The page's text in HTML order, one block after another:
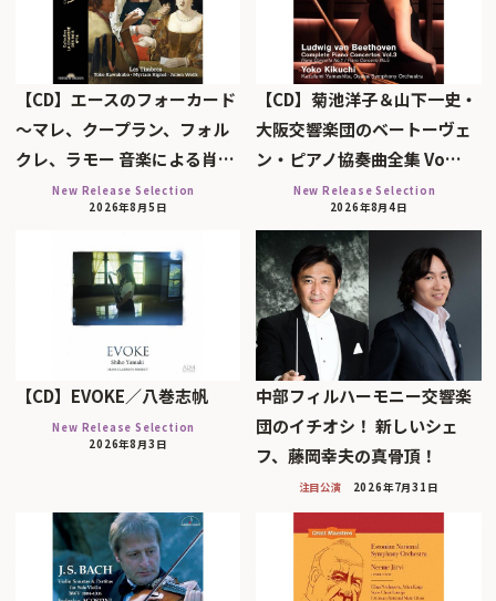
【CD】エースのフォーカード
～マレ、クープラン、フォル
クレ、ラモー 音楽による肖…
New Release Selection
2026年8月5日
【CD】菊池洋子＆山下一史・
大阪交響楽団のベートーヴェ
ン・ピアノ協奏曲全集 Vo…
New Release Selection
2026年8月4日
【CD】EVOKE／八巻志帆
New Release Selection
2026年8月3日
中部フィルハーモニー交響楽
団のイチオシ！ 新しいシェ
フ、藤岡幸夫の真骨頂！
注目公演 2026年7月31日